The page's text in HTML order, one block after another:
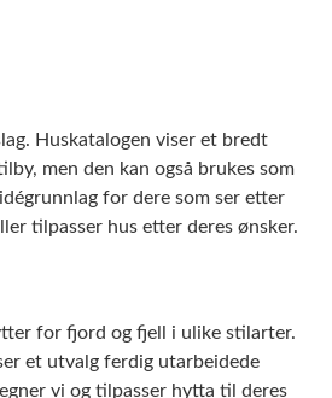
Huskatalogen viser et bredt
men den kan også brukes som
for dere som ser etter
tilpasser hus etter deres ønsker.
for fjord og fjell i ulike stilarter.
et utvalg ferdig utarbeidede
vi og tilpasser hytta til deres